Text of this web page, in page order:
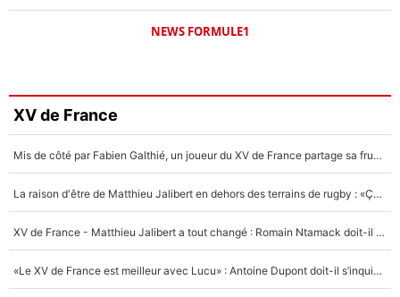
NEWS FORMULE1
XV de France
Mis de côté par Fabien Galthié, un joueur du XV de France partage sa frustration : «ils ne me l’ont pas dit tout de suite»
La raison d'être de Matthieu Jalibert en dehors des terrains de rugby : «Ça m'atteint autant que si tu touches à un membre de ma famille»
XV de France - Matthieu Jalibert a tout changé : Romain Ntamack doit-il s’inquiéter pour sa place à un an de la Coupe du monde ?
«Le XV de France est meilleur avec Lucu» : Antoine Dupont doit-il s’inquiéter pour sa place ?